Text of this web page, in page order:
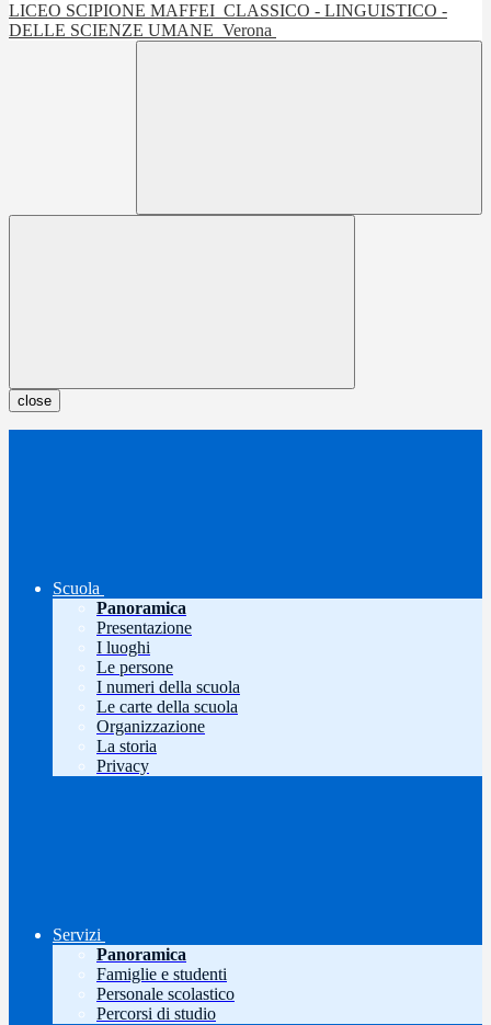
LICEO SCIPIONE MAFFEI CLASSICO - LINGUISTICO -
DELLE SCIENZE UMANE Verona
close
Scuola
Panoramica
Presentazione
I luoghi
Le persone
I numeri della scuola
Le carte della scuola
Organizzazione
La storia
Privacy
Servizi
Panoramica
Famiglie e studenti
Personale scolastico
Percorsi di studio